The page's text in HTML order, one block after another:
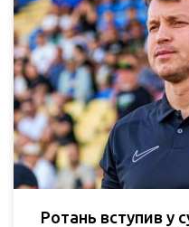
Ротань вступив у